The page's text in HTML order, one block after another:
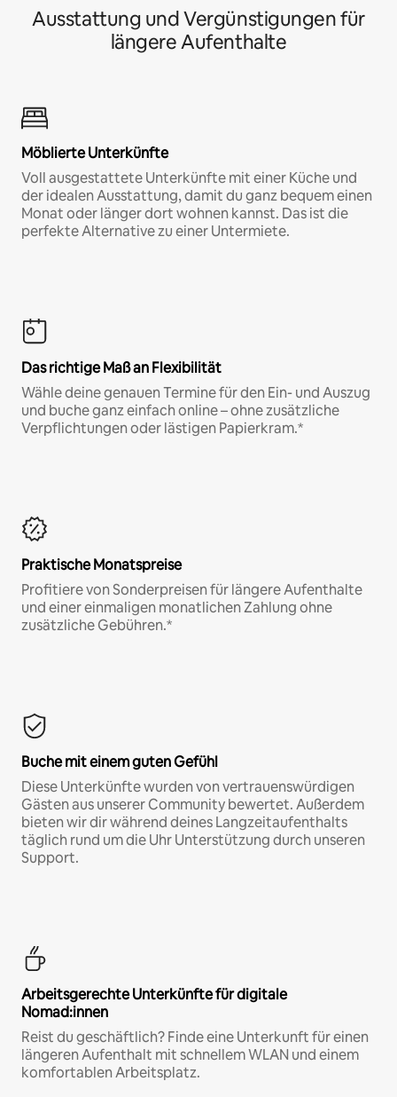
Ausstattung und Vergünstigungen für
längere Aufenthalte
Möblierte Unterkünfte
Voll ausgestattete Unterkünfte mit einer Küche und
der idealen Ausstattung, damit du ganz bequem einen
Monat oder länger dort wohnen kannst. Das ist die
perfekte Alternative zu einer Untermiete.
Das richtige Maß an Flexibilität
Wähle deine genauen Termine für den Ein- und Auszug
und buche ganz einfach online – ohne zusätzliche
Verpflichtungen oder lästigen Papierkram.*
Praktische Monatspreise
Profitiere von Sonderpreisen für längere Aufenthalte
und einer einmaligen monatlichen Zahlung ohne
zusätzliche Gebühren.*
Buche mit einem guten Gefühl
Diese Unterkünfte wurden von vertrauenswürdigen
Gästen aus unserer Community bewertet. Außerdem
bieten wir dir während deines Langzeitaufenthalts
täglich rund um die Uhr Unterstützung durch unseren
Support.
Arbeitsgerechte Unterkünfte für digitale
Nomad:innen
Reist du geschäftlich? Finde eine Unterkunft für einen
längeren Aufenthalt mit schnellem WLAN und einem
komfortablen Arbeitsplatz.